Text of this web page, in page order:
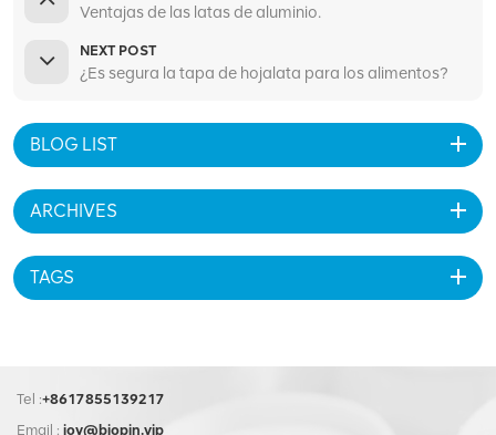
Ventajas de las latas de aluminio.
NEXT POST
¿Es segura la tapa de hojalata para los alimentos?
BLOG LIST
ARCHIVES
TAGS
Tel :+8617855139217
Email : joy@biopin.vip